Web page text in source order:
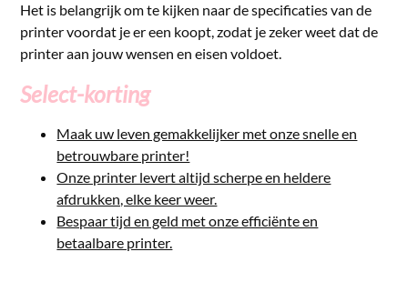
Het is belangrijk om te kijken naar de specificaties van de
printer voordat je er een koopt, zodat je zeker weet dat de
printer aan jouw wensen en eisen voldoet.
Select-korting
Maak uw leven gemakkelijker met onze snelle en
betrouwbare printer!
Onze printer levert altijd scherpe en heldere
afdrukken, elke keer weer.
Bespaar tijd en geld met onze efficiënte en
betaalbare printer.